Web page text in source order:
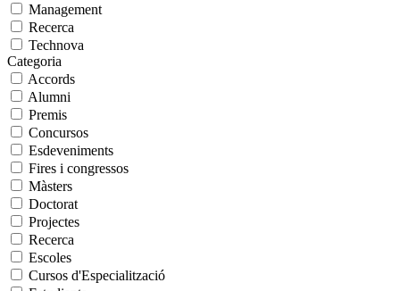
Management
Recerca
Technova
Categoria
Accords
Alumni
Premis
Concursos
Esdeveniments
Fires i congressos
Màsters
Doctorat
Projectes
Recerca
Escoles
Cursos d'Especialització